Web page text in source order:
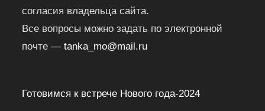
согласия владельца сайта.
Все вопросы можно задать по электронной
почте —tanka_mo@mail.ru
Готовимся к встрече Нового года-2024